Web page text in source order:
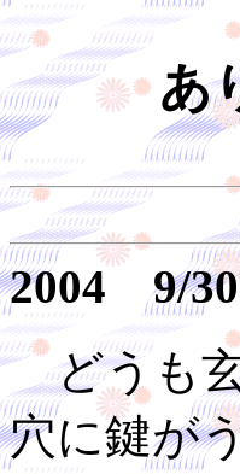
あ
2004 9/
どうも玄
穴に鍵が